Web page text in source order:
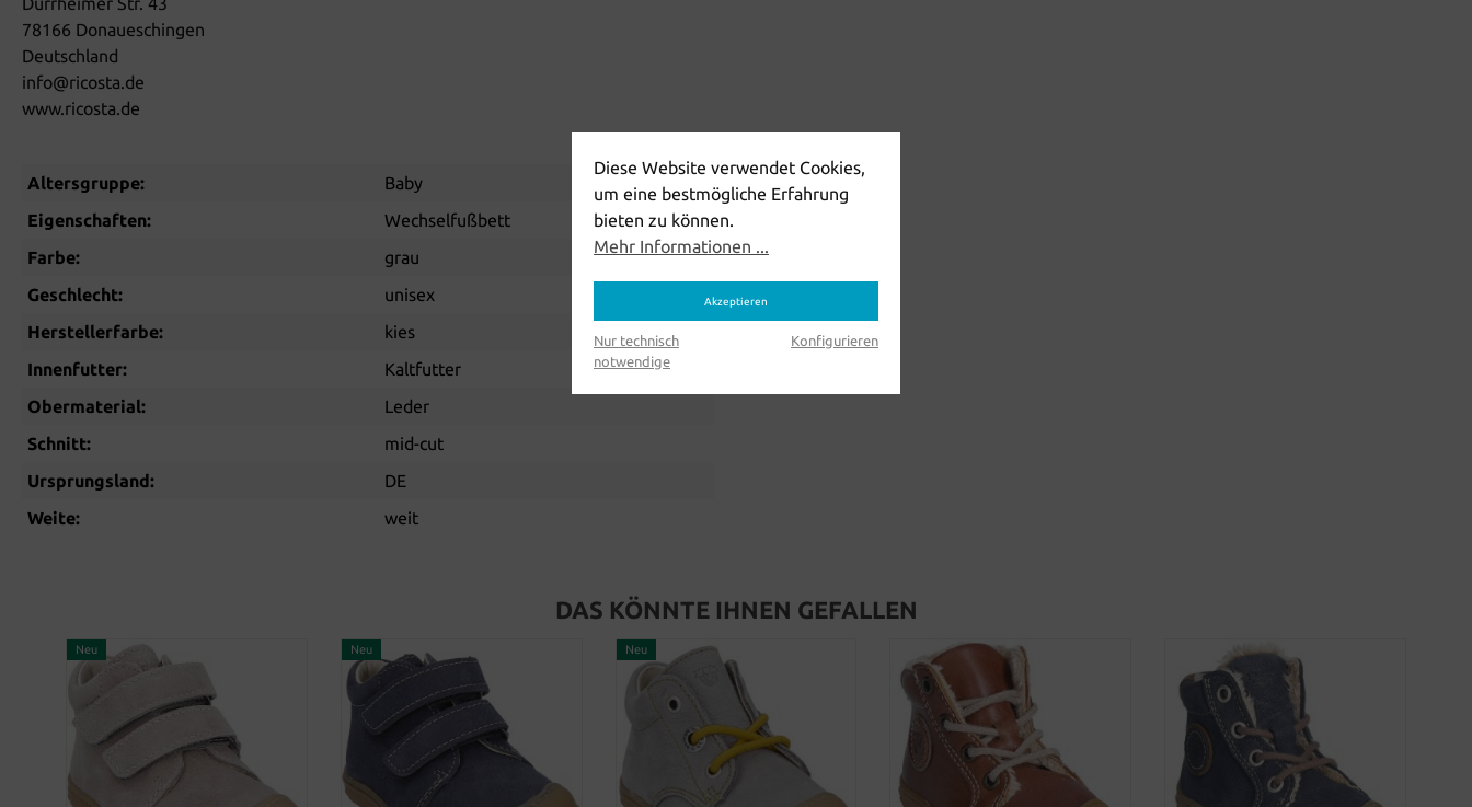
78166 Donaueschingen
Deutschland
info@ricosta.de
www.ricosta.de
Altersgruppe:
Baby
Eigenschaften:
Wechselfußbett
Farbe:
grau
Geschlecht:
unisex
Herstellerfarbe:
kies
Innenfutter:
Kaltfutter
Obermaterial:
Leder
Schnitt:
mid-cut
Ursprungsland:
DE
Weite:
weit
DAS KÖNNTE IHNEN GEFALLEN
Neu Neu Neu
Diese Website verwendet Cookies,
um eine bestmögliche Erfahrung
bieten zu können.
Mehr Informationen ...
Akzeptieren
Nur technisch
notwendige
Konfigurieren